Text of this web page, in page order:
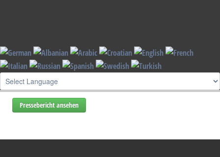
Die Rheinpfalz - Schnapka-Connection - Jazzbrunch -
Oberalben - 11.11.2014
Pressebericht ansehen